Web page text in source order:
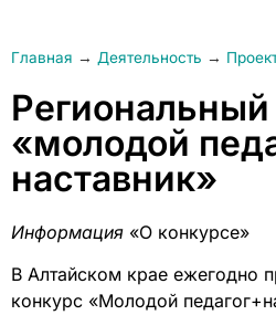
Главная → Деятельность →
«молодой
наставник»
Информация «О конкурсе»
В Алтайском крае ежегодно
конкурс «Молодой